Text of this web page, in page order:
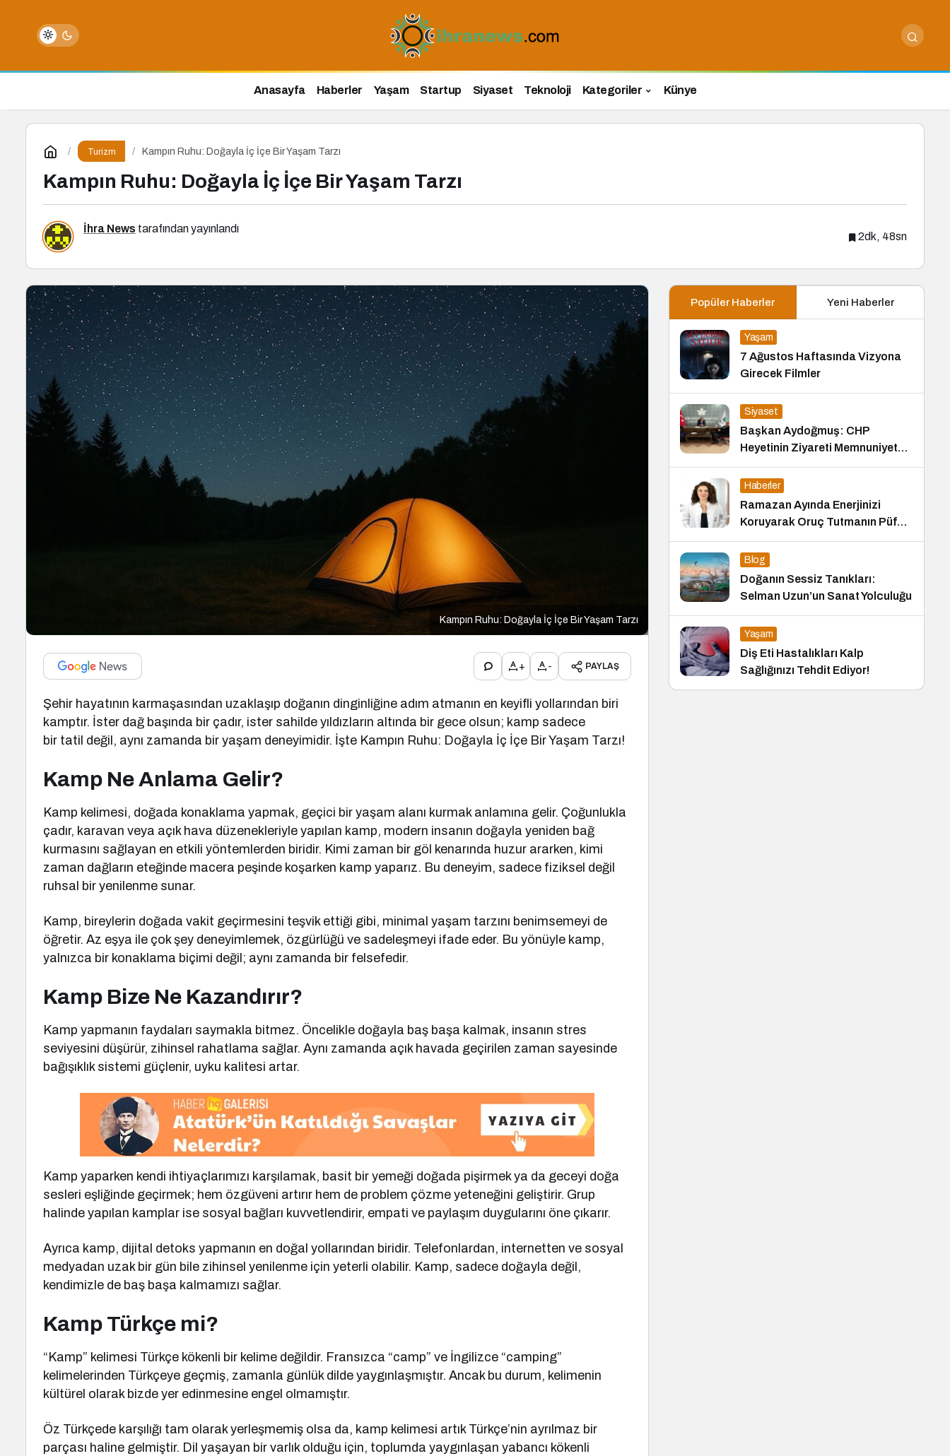
Anasayfa Haberler Yaşam Startup Siyaset Teknoloji Kategoriler Künye
Turizm Kampın Ruhu: Doğayla İç İçe Bir Yaşam Tarzı
Kampın Ruhu: Doğayla İç İçe Bir Yaşam Tarzı
İhra News tarafından yayınlandı
2dk, 48sn
Kampın Ruhu: Doğayla İç İçe Bir Yaşam Tarzı
+ - PAYLAŞ
Şehir hayatının karmaşasından uzaklaşıp doğanın dinginliğine adım atmanın en keyifli yollarından biri
kamptır. İster dağ başında bir çadır, ister sahilde yıldızların altında bir gece olsun; kamp sadece
bir tatil değil, aynı zamanda bir yaşam deneyimidir. İşte Kampın Ruhu: Doğayla İç İçe Bir Yaşam Tarzı!
Kamp Ne Anlama Gelir?
Kamp kelimesi, doğada konaklama yapmak, geçici bir yaşam alanı kurmak anlamına gelir. Çoğunlukla
çadır, karavan veya açık hava düzenekleriyle yapılan kamp, modern insanın doğayla yeniden bağ
kurmasını sağlayan en etkili yöntemlerden biridir. Kimi zaman bir göl kenarında huzur ararken, kimi
zaman dağların eteğinde macera peşinde koşarken kamp yaparız. Bu deneyim, sadece fiziksel değil
ruhsal bir yenilenme sunar.
Kamp, bireylerin doğada vakit geçirmesini teşvik ettiği gibi, minimal yaşam tarzını benimsemeyi de
öğretir. Az eşya ile çok şey deneyimlemek, özgürlüğü ve sadeleşmeyi ifade eder. Bu yönüyle kamp,
yalnızca bir konaklama biçimi değil; aynı zamanda bir felsefedir.
Kamp Bize Ne Kazandırır?
Kamp yapmanın faydaları saymakla bitmez. Öncelikle doğayla baş başa kalmak, insanın stres
seviyesini düşürür, zihinsel rahatlama sağlar. Aynı zamanda açık havada geçirilen zaman sayesinde
bağışıklık sistemi güçlenir, uyku kalitesi artar.
Kamp yaparken kendi ihtiyaçlarımızı karşılamak, basit bir yemeği doğada pişirmek ya da geceyi doğa
sesleri eşliğinde geçirmek; hem özgüveni artırır hem de problem çözme yeteneğini geliştirir. Grup
halinde yapılan kamplar ise sosyal bağları kuvvetlendirir, empati ve paylaşım duygularını öne çıkarır.
Ayrıca kamp, dijital detoks yapmanın en doğal yollarından biridir. Telefonlardan, internetten ve sosyal
medyadan uzak bir gün bile zihinsel yenilenme için yeterli olabilir. Kamp, sadece doğayla değil,
kendimizle de baş başa kalmamızı sağlar.
Kamp Türkçe mi?
“Kamp” kelimesi Türkçe kökenli bir kelime değildir. Fransızca “camp” ve İngilizce “camping”
kelimelerinden Türkçeye geçmiş, zamanla günlük dilde yaygınlaşmıştır. Ancak bu durum, kelimenin
kültürel olarak bizde yer edinmesine engel olmamıştır.
Öz Türkçede karşılığı tam olarak yerleşmemiş olsa da, kamp kelimesi artık Türkçe’nin ayrılmaz bir
parçası haline gelmiştir. Dil yaşayan bir varlık olduğu için, toplumda yaygınlaşan yabancı kökenli
Popüler Haberler Yeni Haberler
Yaşam
7 Ağustos Haftasında Vizyona
Girecek Filmler
Siyaset
Başkan Aydoğmuş: CHP
Heyetinin Ziyareti Memnuniyet
Verici
Haberler
Ramazan Ayında Enerjinizi
Koruyarak Oruç Tutmanın Püf
Noktaları
Blog
Doğanın Sessiz Tanıkları:
Selman Uzun’un Sanat Yolculuğu
Yaşam
Diş Eti Hastalıkları Kalp
Sağlığınızı Tehdit Ediyor!